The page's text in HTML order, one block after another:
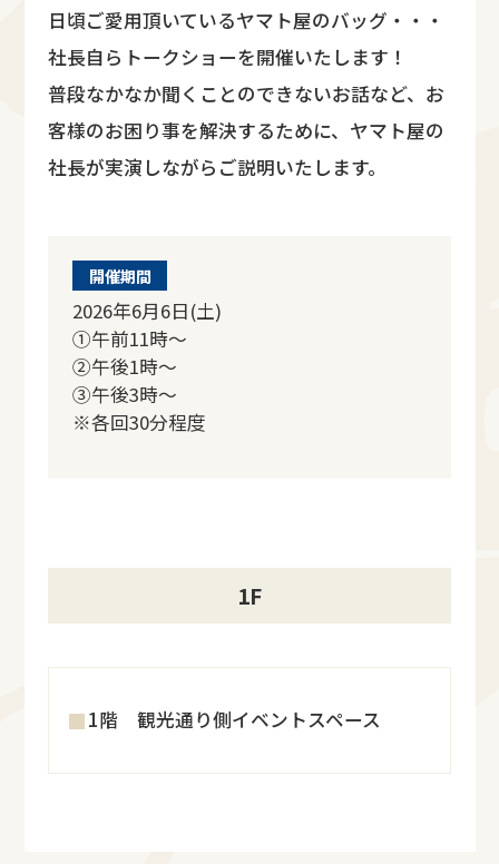
日頃ご愛用頂いているヤマト屋のバッグ・・・
社長自らトークショーを開催いたします！
普段なかなか聞くことのできないお話など、お
客様のお困り事を解決するために、ヤマト屋の
社長が実演しながらご説明いたします。
開催期間
2026年6月6日(土)
①午前11時～
②午後1時～
③午後3時～
※各回30分程度
1F
1階 観光通り側イベントスペース